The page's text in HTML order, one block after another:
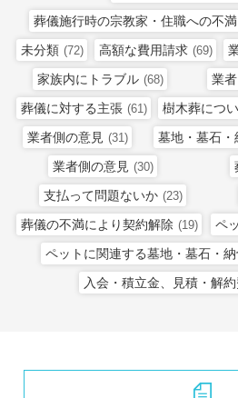
葬儀施行時の宗教家・住職への不満
未分類 (72) 高額な費用請求 (69)
家族内にトラブル (68) 業
葬儀に対する主張 (61) 樹木葬につ
業者側の意見 (31) 墓地・墓石
業者側の意見 (30)
支払って問題ないか (23)
葬儀の不満により契約解除 (19) ペ
ペットに関連する墓地・墓石・
入会・積立金、見積・解